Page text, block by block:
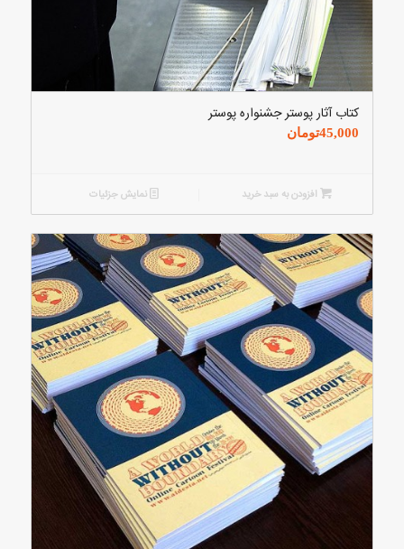
کتاب آثار پوستر جشنواره پوستر
45,000تومان
افزودن به سبد خرید نمایش جزئیات